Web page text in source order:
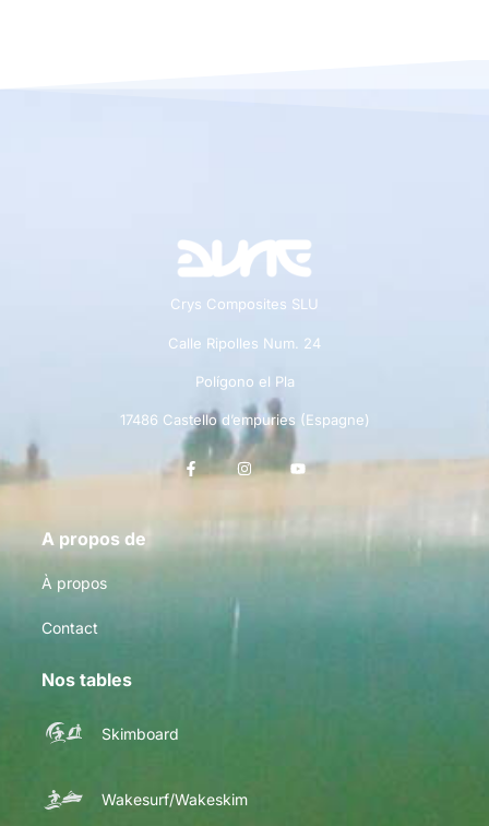
Crys Composites SLU
Calle Ripolles Num. 24
Polígono el Pla
17486 Castello d’empuries (Espagne)
A propos de
À propos
Contact
Nos tables
Skimboard
Wakesurf/Wakeskim